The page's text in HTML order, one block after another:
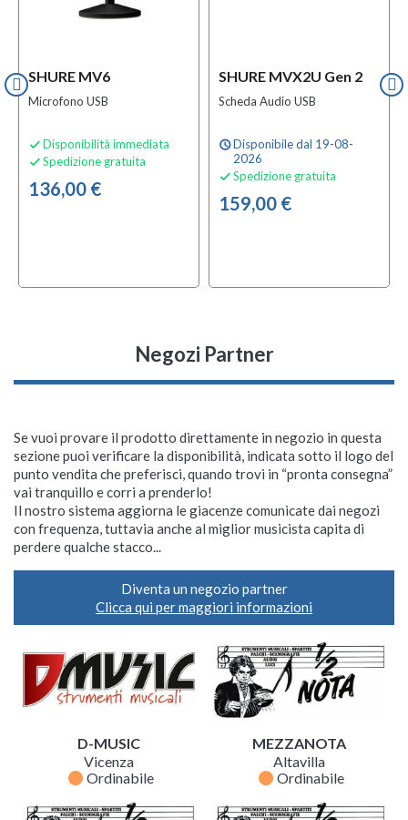
SHURE MV6
Microfono USB
 Disponibilità immediata
 Spedizione gratuita
136,00 €
SHURE MVX2U Gen 2
Scheda Audio USB
scheduleDisponibile dal 19-08-
2026
 Spedizione gratuita
159,00 €
Negozi Partner
Se vuoi provare il prodotto direttamente in negozio in questa
sezione puoi verificare la disponibilità, indicata sotto il logo del
punto vendita che preferisci, quando trovi in “pronta consegna”
vai tranquillo e corri a prenderlo!
Il nostro sistema aggiorna le giacenze comunicate dai negozi
con frequenza, tuttavia anche al miglior musicista capita di
perdere qualche stacco...
Diventa un negozio partner
Clicca qui per maggiori informazioni
D-MUSIC
Vicenza
fiber_manual_record Ordinabile
MEZZANOTA
Altavilla
fiber_manual_record Ordinabile